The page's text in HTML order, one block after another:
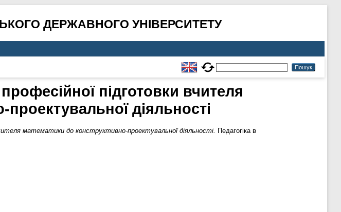
ДЕРЖАВНОГО УНІВЕРСИТЕТУ
підготовки вчителя
діяльності
математики до конструктивно-проектувальної діяльності. Педагогіка в